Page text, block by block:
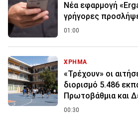
Νέα εφαρμογή
γρήγορες
01:00
ΧΡΗΜΑ
«Τρέχουν» οι
διορισμό 5.486
Πρωτοβάθμια και
00:30